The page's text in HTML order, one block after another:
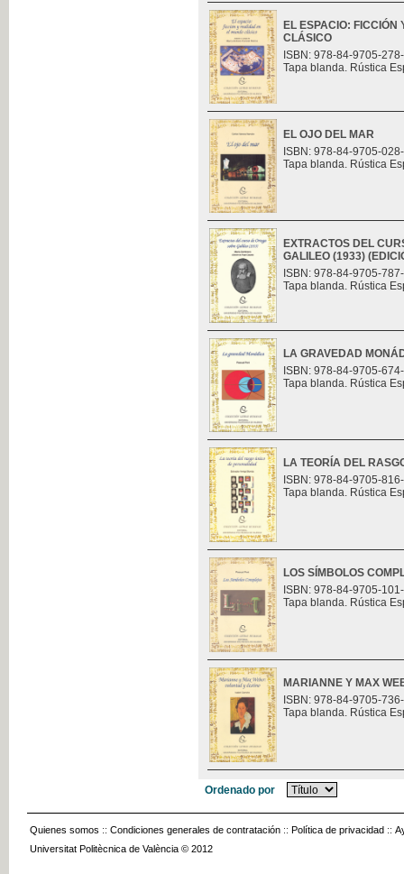
EL ESPACIO:
CLÁSICO
ISBN: 978-84-9705-
Tapa blanda. Rústica
EL OJO DEL MAR
ISBN: 978-84-9705-
Tapa blanda. Rústica
EXTRACTOS DEL
GALILEO (1933)
ISBN: 978-84-9705-
Tapa blanda. Rústica
LA GRAVEDAD
ISBN: 978-84-9705-
Tapa blanda. Rústica
LA TEORÍA DEL
ISBN: 978-84-9705-
Tapa blanda. Rústica
LOS SÍMBOLOS
ISBN: 978-84-9705-
Tapa blanda. Rústica
MARIANNE Y MAX
ISBN: 978-84-9705-
Tapa blanda. Rústica
Ordenado por
Quienes somos :: Condiciones generales de contratación :: Política de privacidad ::
Universitat Politècnica de València © 2012